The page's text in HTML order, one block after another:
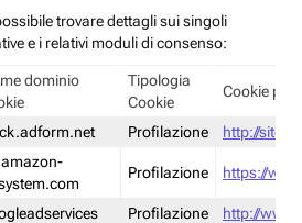
trovare dettagli sui singoli
e i relativi moduli di consenso:
dominio
Tipologia
Cookie
Cookie
Profilazione http://
Profilazione https://
Profilazione
http://